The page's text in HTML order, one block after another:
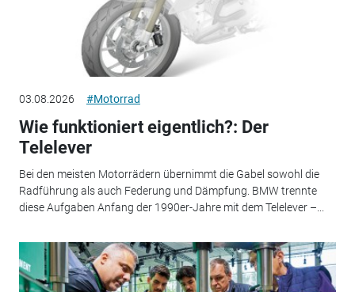
03.08.2026 #Motorrad
Wie funktioniert eigentlich?: Der
Telelever
Bei den meisten Motorrädern übernimmt die Gabel sowohl die
Radführung als auch Federung und Dämpfung. BMW trennte
diese Aufgaben Anfang der 1990er-Jahre mit dem Telelever –...